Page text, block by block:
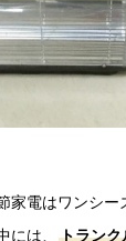
家電はワンシー
には、
トランク